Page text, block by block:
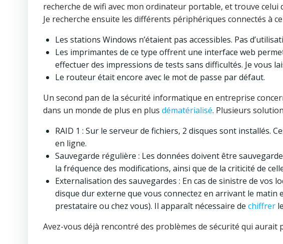
recherche de wifi avec mon ordinateur portable, et trouve celui
Je recherche ensuite les différents périphériques connectés à
Les stations Windows n’étaient pas accessibles. Pas
Les imprimantes de ce type offrent une interface web
effectuer des impressions de tests sans difficultés. Je vous
Le routeur était encore avec le mot de passe par défaut.
Un second pan de la sécurité informatique en entreprise
dans un monde de plus en plus dématérialisé. Plusieurs
RAID 1 : Sur le serveur de fichiers, 2 disques sont installés.
en ligne.
Sauvegarde régulière : Les données doivent être
la fréquence des modifications, ainsi que de la criticité de
Externalisation des sauvegardes : En cas de sinistre de vos
disque dur externe que vous connectez en arrivant le matin
prestataire ou chez vous). Il apparaît nécessaire de chiffrer
Avez-vous déjà rencontré des problèmes de sécurité qui aurait